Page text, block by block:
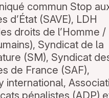
commun Stop
d’État (SAVE), LDH
droits de l’Homme /
Syndicat de la
(SM), Syndicat
de France (SAF),
international,
pénalistes (ADP)